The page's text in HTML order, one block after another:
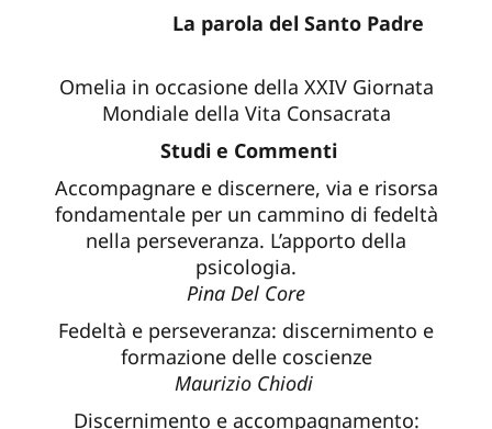
La parola del Santo Padre
Omelia in occasione della XXIV Giornata
Mondiale della Vita Consacrata
Studi e Commenti
Accompagnare e discernere, via e risorsa
fondamentale per un cammino di fedeltà
nella perseveranza. L’apporto della
psicologia.
Pina Del Core
Fedeltà e perseveranza: discernimento e
formazione delle coscienze
Maurizio Chiodi
Discernimento e accompagnamento: